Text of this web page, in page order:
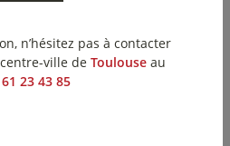
n’hésitez pas à contacter
ville de Toulouse au
23 43 85